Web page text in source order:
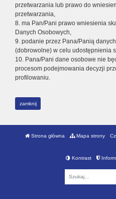
przetwarzania lub prawo do
przetwarzania,
8. ma Pan/Pani prawo wniesienia
Danych Osobowych,
9. podanie przez Pana/Panią
(dobrowolne) w celu udostępnienia
10. Pana/Pani dane osobowe nie
procesom podejmowania decyzji
profilowaniu.
zamknij
Strona główna Mapa strony
Kontrast